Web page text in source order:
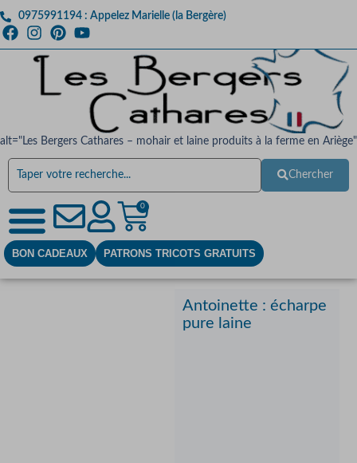
0975991194 : Appelez Marielle (la Bergère)
alt="Les Bergers Cathares – mohair et laine produits à la ferme en Ariège"
Chercher
0
BON CADEAUX PATRONS TRICOTS GRATUITS
Antoinette : écharpe
pure laine